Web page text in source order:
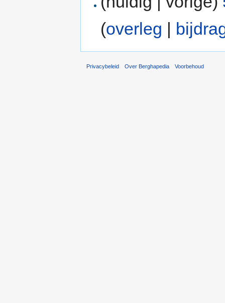
(overleg |
Privacybeleid Over Berghapedia Voorbehoud